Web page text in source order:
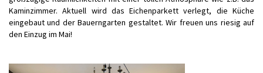
Kaminzimmer. Aktuell wird das Eichenparkett verlegt, die Küche
eingebaut und der Bauerngarten gestaltet. Wir freuen uns riesig auf
den Einzug im Mai!